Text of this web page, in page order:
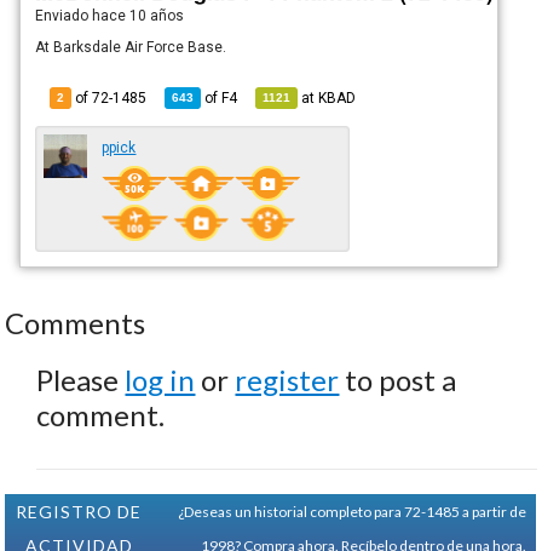
Enviado hace 10 años
At Barksdale Air Force Base.
2 of 72-1485 643 ofF4 1121 atKBAD
ppick
Comments
Please log in or register to post a
comment.
REGISTRO DE
ACTIVIDAD
¿Deseas un historial completo para 72-1485 a partir de
1998? Compra ahora. Recíbelo dentro de una hora.